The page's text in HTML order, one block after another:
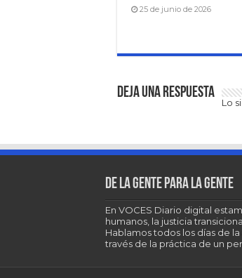
25 de junio de 2026
Deja una respuesta
Lo
De la gente para la gente
En VOCES Diario digital
humanos, la justicia
Hablamos todos los días de
través de la práctica de un